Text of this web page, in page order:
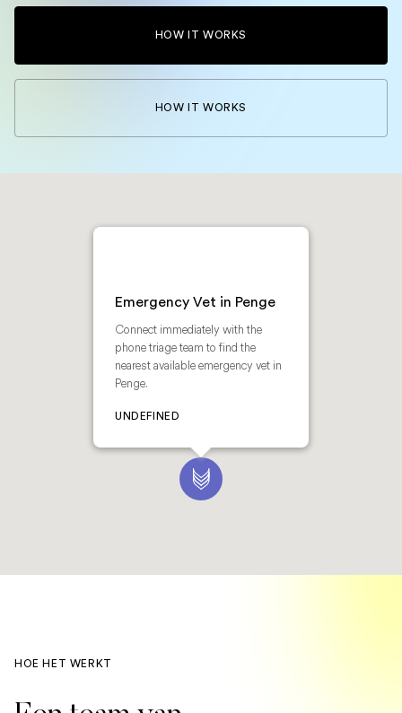
HOW IT WORKS
HOW IT WORKS
Emergency Vet in Penge
Connect immediately with the
phone triage team to find the
nearest available emergency vet in
Penge.
UNDEFINED
HOE HET WERKT